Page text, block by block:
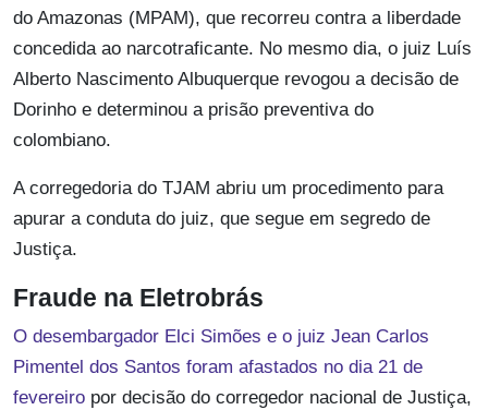
do Amazonas (MPAM), que recorreu contra a liberdade
concedida ao narcotraficante. No mesmo dia, o juiz Luís
Alberto Nascimento Albuquerque revogou a decisão de
Dorinho e determinou a prisão preventiva do
colombiano.
A corregedoria do TJAM abriu um procedimento para
apurar a conduta do juiz, que segue em segredo de
Justiça.
Fraude na Eletrobrás
O desembargador Elci Simões e o juiz Jean Carlos
Pimentel dos Santos foram afastados no dia 21 de
fevereiro por decisão do corregedor nacional de Justiça,